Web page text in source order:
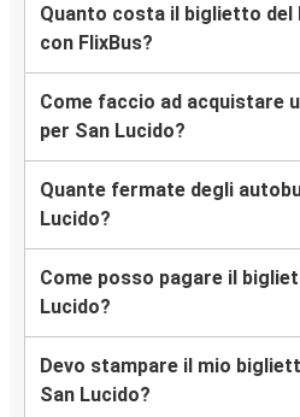
Quanto costa il biglietto del
con FlixBus?
Come faccio ad acquistare
per San Lucido?
Quante fermate degli
Lucido?
Come posso pagare il
Lucido?
Devo stampare il mio
San Lucido?